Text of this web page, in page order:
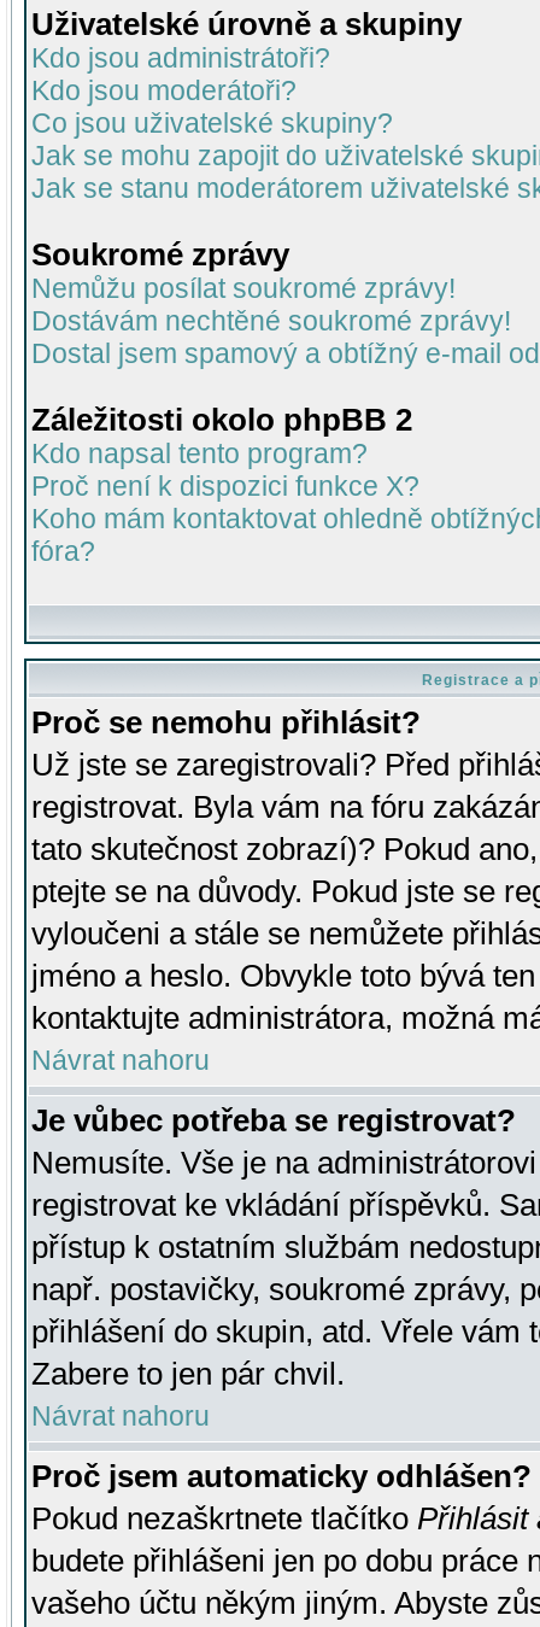
Uživatelské úrovně a skupiny
Kdo jsou administrátoři?
Kdo jsou moderátoři?
Co jsou uživatelské skupiny?
Jak se mohu zapojit do uživatelské
Jak se stanu moderátorem uživatelské
Soukromé zprávy
Nemůžu posílat soukromé zprávy!
Dostávám nechtěné soukromé zprávy!
Dostal jsem spamový a obtížný e-mail
Záležitosti okolo phpBB 2
Kdo napsal tento program?
Proč není k dispozici funkce X?
Koho mám kontaktovat ohledně
fóra?
Registrace a
Proč se nemohu přihlásit?
Už jste se zaregistrovali? Před
registrovat. Byla vám na fóru
tato skutečnost zobrazí)? Pokud
ptejte se na důvody. Pokud jste se
vyloučeni a stále se nemůžete
jméno a heslo. Obvykle toto bývá
kontaktujte administrátora, možná
Návrat nahoru
Je vůbec potřeba se registrovat?
Nemusíte. Vše je na
registrovat ke vkládání příspěvků.
přístup k ostatním službám
např. postavičky, soukromé zprávy,
přihlášení do skupin, atd. Vřele vám
Zabere to jen pár chvil.
Návrat nahoru
Proč jsem automaticky odhlášen?
Pokud nezaškrtnete tlačítko Přihlásit
budete přihlášeni jen po dobu práce
vašeho účtu někým jiným. Abyste